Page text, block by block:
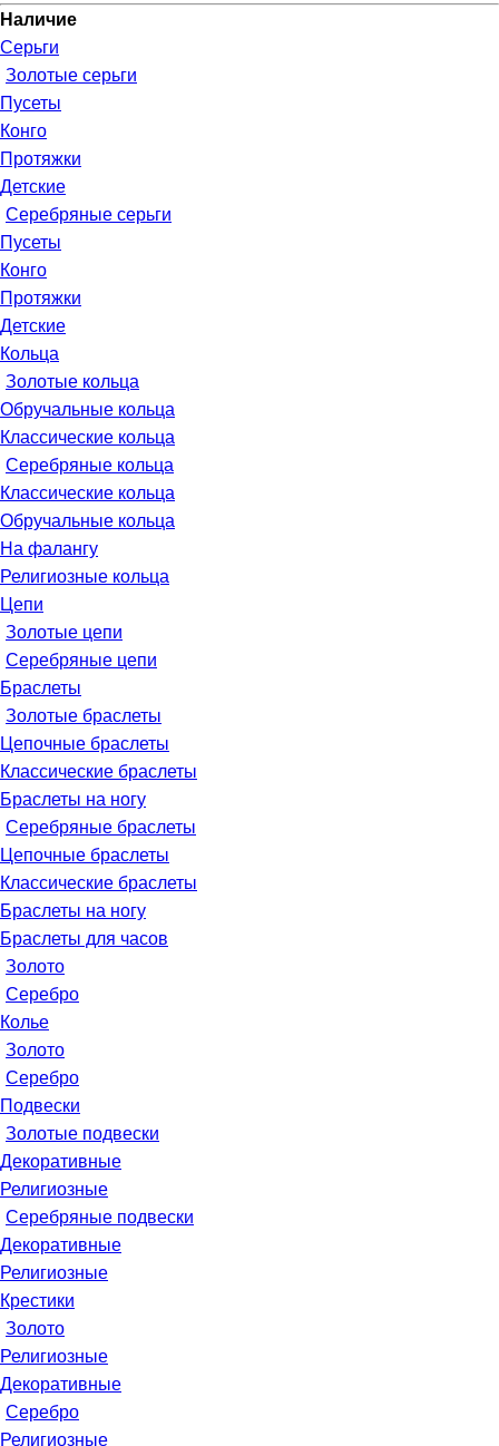
Наличие
Серьги
Золотые серьги
Пусеты
Конго
Протяжки
Детские
Серебряные серьги
Пусеты
Конго
Протяжки
Детские
Кольца
Золотые кольца
Обручальные кольца
Классические кольца
Серебряные кольца
Классические кольца
Обручальные кольца
На фалангу
Религиозные кольца
Цепи
Золотые цепи
Серебряные цепи
Браслеты
Золотые браслеты
Цепочные браслеты
Классические браслеты
Браслеты на ногу
Серебряные браслеты
Цепочные браслеты
Классические браслеты
Браслеты на ногу
Браслеты для часов
Золото
Серебро
Колье
Золото
Серебро
Подвески
Золотые подвески
Декоративные
Религиозные
Серебряные подвески
Декоративные
Религиозные
Крестики
Золото
Религиозные
Декоративные
Серебро
Религиозные